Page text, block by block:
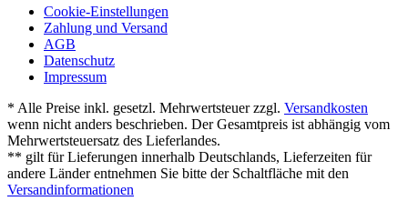
Cookie-Einstellungen
Zahlung und Versand
AGB
Datenschutz
Impressum
* Alle Preise inkl. gesetzl. Mehrwertsteuer zzgl. Versandkosten
wenn nicht anders beschrieben. Der Gesamtpreis ist abhängig vom
Mehrwertsteuersatz des Lieferlandes.
** gilt für Lieferungen innerhalb Deutschlands, Lieferzeiten für
andere Länder entnehmen Sie bitte der Schaltfläche mit den
Versandinformationen